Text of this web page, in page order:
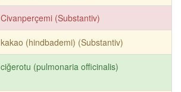
Civanperçemi (Substantiv)
kakao (hindbademi) (Substantiv)
ciğerotu (pulmonaria officinalis)